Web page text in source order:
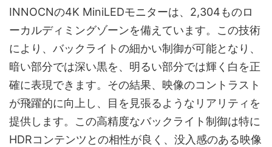
INNOCNの4K MiniLEDモニターは、2,304ものロ
ーカルディミングゾーンを備えています。この技術
により、バックライトの細かい制御が可能となり、
暗い部分では深い黒を、明るい部分では輝く白を正
確に表現できます。その結果、映像のコントラスト
が飛躍的に向上し、目を見張るようなリアリティを
提供します。この高精度なバックライト制御は特に
HDRコンテンツとの相性が良く、没入感のある映像